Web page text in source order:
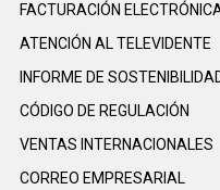
FACTURACIÓN
ATENCIÓN AL TELEVIDENTE
INFORME DE
CÓDIGO DE REGULACIÓN
VENTAS INTERNACIONALES
CORREO EMPRESARIAL